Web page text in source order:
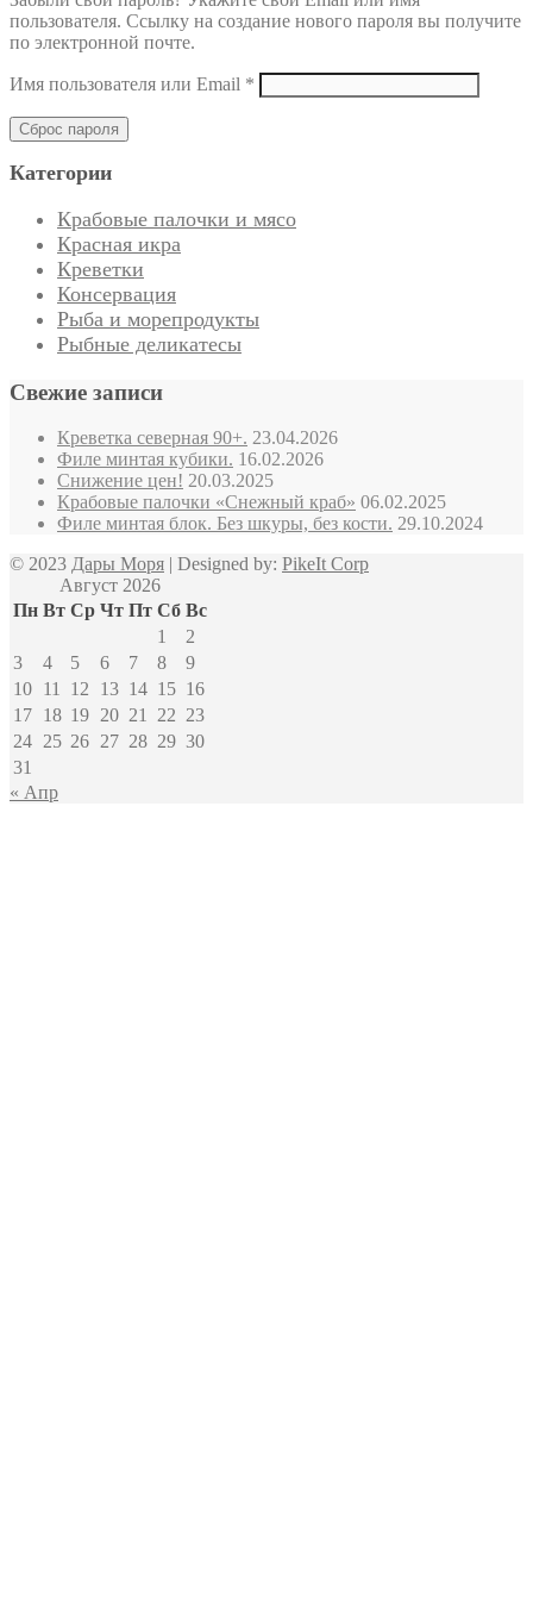
пользователя. Ссылку на создание нового пароля вы получите
по электронной почте.
Имя пользователя или Email * Обязательно
Сброс пароля
Категории
Крабовые палочки и мясо
Красная икра
Креветки
Консервация
Рыба и морепродукты
Рыбные деликатесы
Свежие записи
Креветка северная 90+. 23.04.2026
Филе минтая кубики. 16.02.2026
Снижение цен! 20.03.2025
Крабовые палочки «Снежный краб» 06.02.2025
Филе минтая блок. Без шкуры, без кости. 29.10.2024
© 2023 Дары Моря | Designed by: PikeIt Corp
Август 2026
Пн Вт Ср Чт Пт Сб Вс
1
2
3
4 5 6 7 8
9
10 11 12 13 14 15 16
17 18 19 20 21 22 23
24 25 26 27 28 29 30
31
« Апр